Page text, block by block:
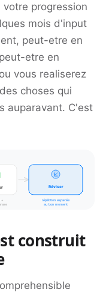
progression
mois d'input
peut-etre en
etre en
vous realiserez
choses qui
auparavant. C'est
Réviser
+
répétition espacée
au bon moment
construit